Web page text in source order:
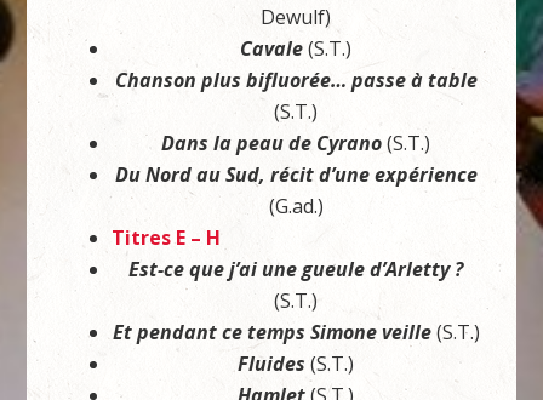
Dewulf)
Cavale(S.T.)
Chanson plus bifluorée… passe à table
(S.T.)
Dans la peau de Cyrano(S.T.)
Du Nord au Sud, récit d’une expérience
(G.ad.)
Titres E – H
Est-ce que j’ai une gueule d’Arletty ?
(S.T.)
Et pendant ce temps Simone veille(S.T.)
Fluides (S.T.)